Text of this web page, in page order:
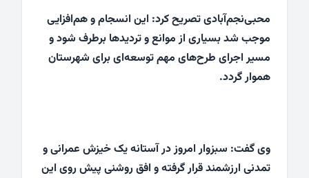
محبی‌نجم‌آبادی تصریح کرد: این انسجام و هم‌افزایی
موجب شد بسیاری از موانع و تردیدها برطرف شود و
مسیر اجرای طرح‌های مهم توسعه‌ای برای شهرستان
هموار گردد.
وی گفت: سبزوار امروز در آستانه یک خیزش عمرانی و
تمدنی ارزشمند قرار گرفته و افق روشنی پیش روی این